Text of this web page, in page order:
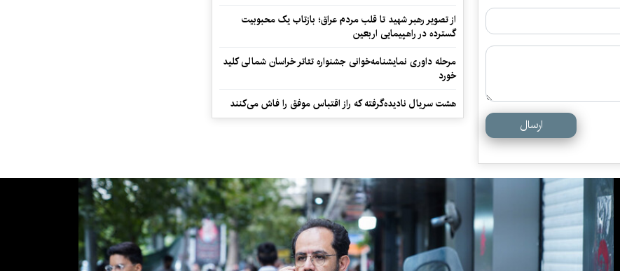
ارسال
از تصویر رهبر شهید تا قلب مردم عراق؛ بازتاب یک محبوبیت
گسترده در راهپیمایی اربعین
مرحله داوری نمایشنامه‌خوانی جشنواره تئاتر خراسان شمالی کلید
خورد
هشت سریال نادیده‌گرفته که راز اقتباس موفق را فاش می‌کنند